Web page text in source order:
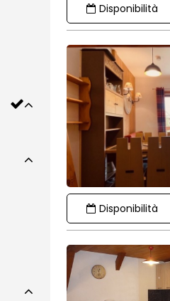
Disponibilità
Disponibilità